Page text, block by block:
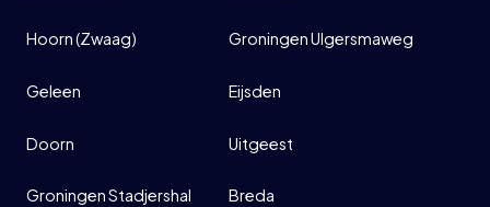
Hoorn (Zwaag) Groningen Ulgersmaweg
Geleen Eijsden
Doorn Uitgeest
Groningen Stadjershal Breda